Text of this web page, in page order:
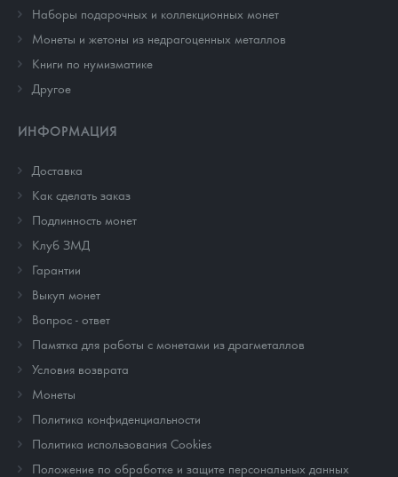
Наборы подарочных и коллекционных монет
Монеты и жетоны из недрагоценных металлов
Книги по нумизматике
Другое
ИНФОРМАЦИЯ
Доставка
Как сделать заказ
Подлинность монет
Клуб ЗМД
Гарантии
Выкуп монет
Вопрос - ответ
Памятка для работы с монетами из драгметаллов
Условия возврата
Монеты
Политика конфиденциальности
Политика использования Cookies
Положение по обработке и защите персональных данных